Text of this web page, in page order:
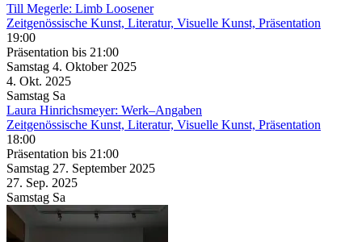
Till Megerle: Limb Loosener
Zeitgenössische Kunst, Literatur, Visuelle Kunst, Präsentation
19:00
Präsentation bis 21:00
Samstag 4. Oktober 2025
4. Okt. 2025
Samstag Sa
Laura Hinrichsmeyer: Werk–Angaben
Zeitgenössische Kunst, Literatur, Visuelle Kunst, Präsentation
18:00
Präsentation bis 21:00
Samstag 27. September 2025
27. Sep. 2025
Samstag Sa